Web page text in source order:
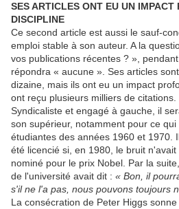
SES ARTICLES ONT EU UN IMPACT
DISCIPLINE
Ce second article est aussi le sauf-
emploi stable à son auteur. A la
vos publications récentes ? »,
répondra « aucune ». Ses articles
dizaine, mais ils ont eu un impact
ont reçu plusieurs milliers de citations.
Syndicaliste et engagé à gauche, il
son supérieur, notamment pour ce
étudiantes des années 1960 et 1970.
été licencié si, en 1980, le bruit
nominé pour le prix Nobel. Par la
de l'université avait dit : « Bon, il
s'il ne l'a pas, nous pouvons toujours
La consécration de Peter Higgs